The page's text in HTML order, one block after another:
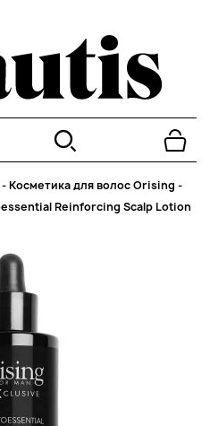
-Косметика для волос Orising -
Reinforcing Scalp Lotion